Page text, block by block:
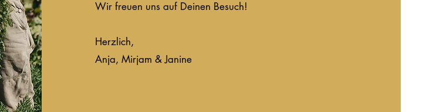
Wir freuen uns auf Deinen Besuch!
Herzlich,
Anja, Mirjam & Janine